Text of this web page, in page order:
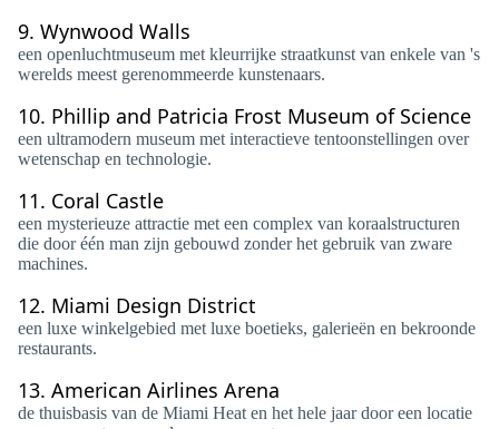
9. Wynwood Walls
een openluchtmuseum met kleurrijke straatkunst van enkele van 's
werelds meest gerenommeerde kunstenaars.
10. Phillip and Patricia Frost Museum of Science
een ultramodern museum met interactieve tentoonstellingen over
wetenschap en technologie.
11. Coral Castle
een mysterieuze attractie met een complex van koraalstructuren
die door één man zijn gebouwd zonder het gebruik van zware
machines.
12. Miami Design District
een luxe winkelgebied met luxe boetieks, galerieën en bekroonde
restaurants.
13. American Airlines Arena
de thuisbasis van de Miami Heat en het hele jaar door een locatie